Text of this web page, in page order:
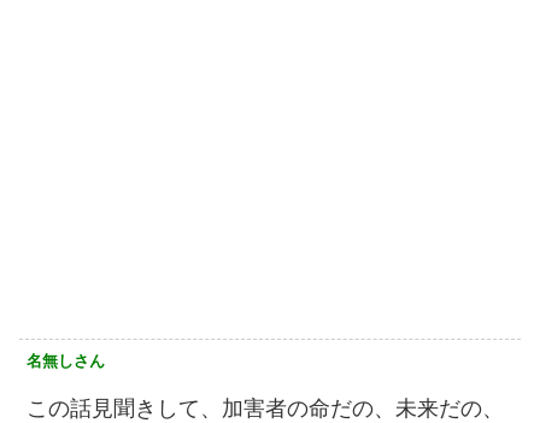
名無しさん
この話見聞きして、加害者の命だの、未来だの、